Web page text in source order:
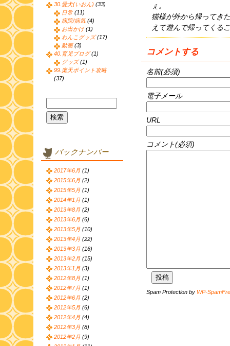
ぇ。
猫様が外から帰ってき
えて遊んで帰ってくる
コメントする
名前(必須)
電子メール
URL
コメント(必須)
Spam Protection by WP-
30.愛犬(いおん) (33)
日常 (11)
病院/病気 (4)
お出かけ (1)
わんこグッズ(17)
動画(3)
40.育児ブログ(1)
グッズ(1)
99.楽天ポイント攻略
(37)
バックナンバー
2017年6月 (1)
2015年6月 (2)
2015年5月 (1)
2014年1月 (1)
2013年8月 (2)
2013年6月 (6)
2013年5月 (10)
2013年4月 (22)
2013年3月 (16)
2013年2月 (15)
2013年1月 (3)
2012年8月 (1)
2012年7月 (1)
2012年6月 (2)
2012年5月 (6)
2012年4月 (4)
2012年3月 (8)
2012年2月 (9)